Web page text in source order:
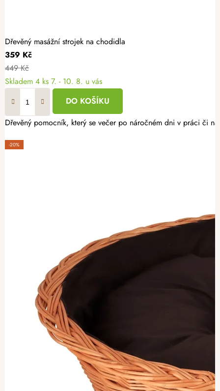
Dřevěný masážní strojek na chodidla
359 Kč
449 Kč
Skladem 4 ks 7. - 10. 8. u vás
DO KOŠÍKU
Dřevěný pomocník, který se večer po náročném dni v práci či
-20%